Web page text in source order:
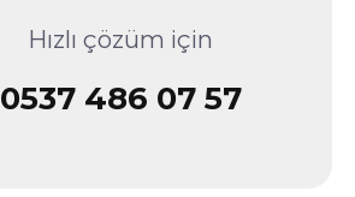
Hızlı çözüm için
0537 486 07 57